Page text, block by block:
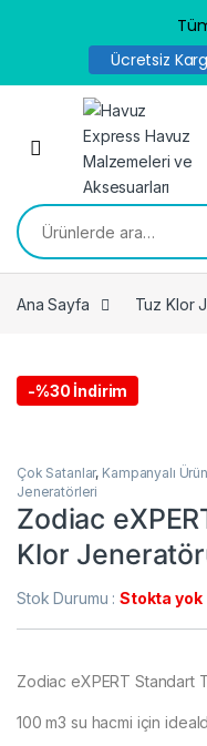
Skip to navigation
Skip to content
Ara:
Ana Sayfa Tuz Klor
-%30 İndirim
Çok Satanlar, Kampanyalı
Jeneratörleri
Zodiac
Klor
Stok Durumu :Stokta yok
Zodiac eXPERT Standart
100 m3 su hacmi için
Ücretsiz